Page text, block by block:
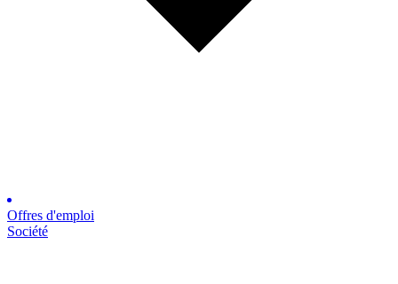
Offres d'emploi
Société